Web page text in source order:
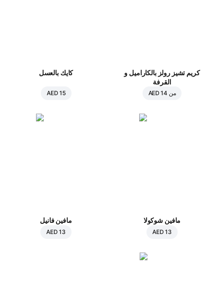
كريم تشيز رولز بالكاراميل و
القرفة
منAED 14
كايك بالعسل
AED 15
مافين شوكولا
AED 13
مافين فانيل
AED 13